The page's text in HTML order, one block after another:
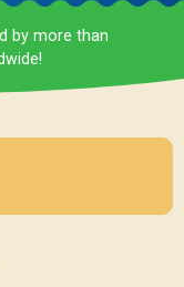
by more than